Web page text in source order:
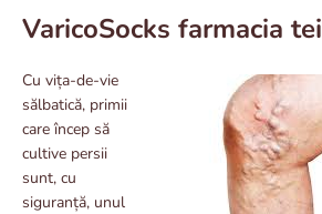
VaricoSocks farmacia tei
Cu vița-de-vie
sălbatică, primii
care încep să
cultive persii
sunt, cu
siguranță, unul